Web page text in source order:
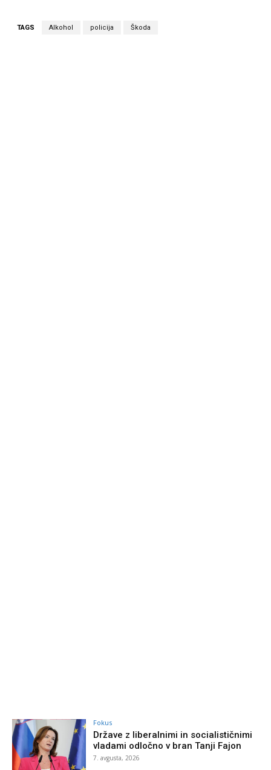
TAGS Alkohol policija Škoda
Fokus
Države z liberalnimi in socialističnimi
vladami odločno v bran Tanji Fajon
7. avgusta, 2026